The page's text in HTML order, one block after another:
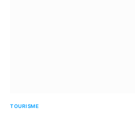
TOURISME